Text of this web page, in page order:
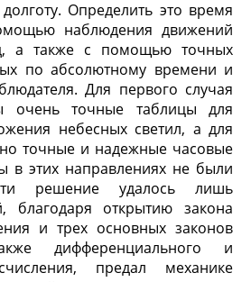
Определить это время
наблюдения движений
а также с помощью точных
по абсолютному времени и
Для первого случая
очень точные таблицы для
небесных светил, а для
точные и надежные часовые
в этих направлениях не были
решение удалось лишь
благодаря открытию закона
и трех основных законов
дифференциального и
предал механике